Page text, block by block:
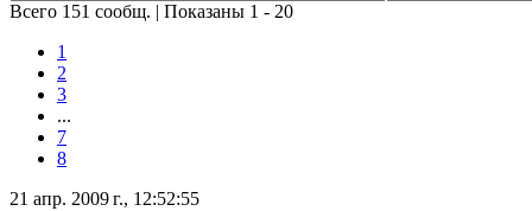
Всего 151 сообщ. | Показаны 1 - 20
1
2
3
...
7
8
21 апр. 2009 г., 12:52:55